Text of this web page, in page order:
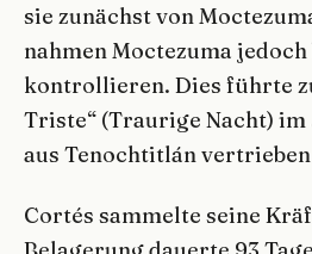
sie zunächst von
nahmen Moctezuma
kontrollieren. Dies führte
Triste“ (Traurige Nacht)
aus Tenochtitlán
Cortés sammelte seine